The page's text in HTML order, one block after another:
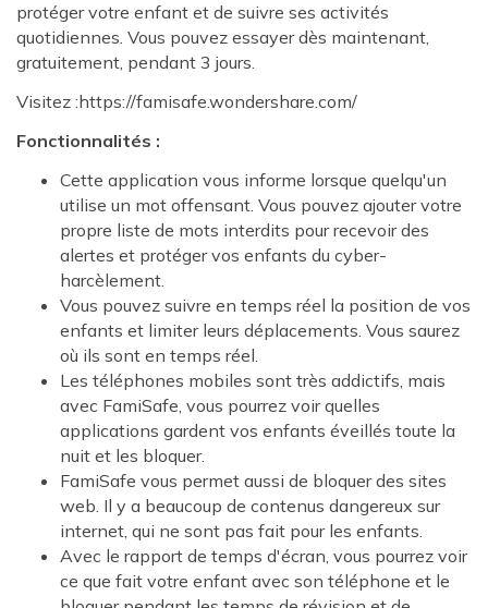
protéger votre enfant et de suivre ses activités
quotidiennes. Vous pouvez essayer dès maintenant,
gratuitement, pendant 3 jours.
Visitez :https://famisafe.wondershare.com/
Fonctionnalités :
Cette application vous informe lorsque quelqu'un
utilise un mot offensant. Vous pouvez ajouter votre
propre liste de mots interdits pour recevoir des
alertes et protéger vos enfants du cyber-
harcèlement.
Vous pouvez suivre en temps réel la position de vos
enfants et limiter leurs déplacements. Vous saurez
où ils sont en temps réel.
Les téléphones mobiles sont très addictifs, mais
avec FamiSafe, vous pourrez voir quelles
applications gardent vos enfants éveillés toute la
nuit et les bloquer.
FamiSafe vous permet aussi de bloquer des sites
web. Il y a beaucoup de contenus dangereux sur
internet, qui ne sont pas fait pour les enfants.
Avec le rapport de temps d'écran, vous pourrez voir
ce que fait votre enfant avec son téléphone et le